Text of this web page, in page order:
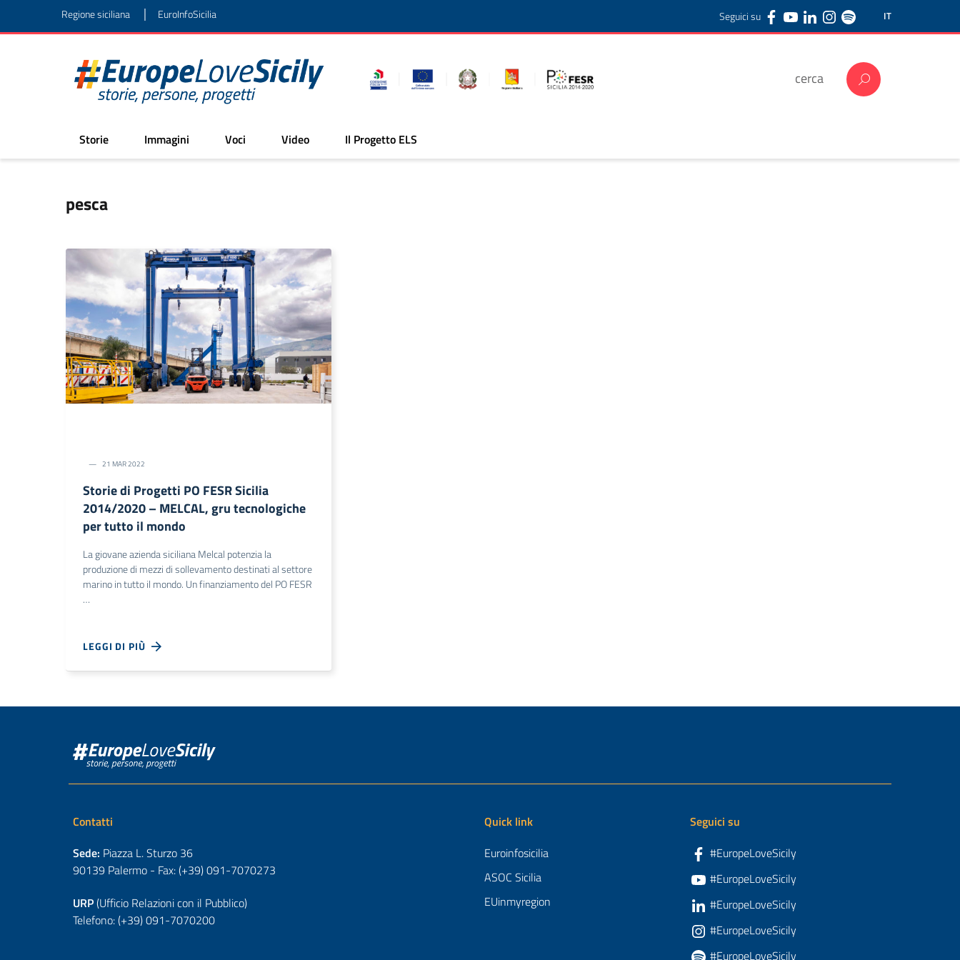
Regione siciliana | EuroInfoSicilia IT
Seguici su
Storie Immagini Voci Video Il Progetto ELS
pesca
21 MAR 2022
Storie di Progetti PO FESR Sicilia
2014/2020 – MELCAL, gru tecnologiche
per tutto il mondo
La giovane azienda siciliana Melcal potenzia la
produzione di mezzi di sollevamento destinati al settore
marino in tutto il mondo. Un finanziamento del PO FESR
…
LEGGI DI PIÙ
Contatti
Sede: Piazza L. Sturzo 36
90139 Palermo - Fax: (+39) 091-7070273
URP(Ufficio Relazioni con il Pubblico)
Telefono: (+39) 091-7070200
Quick link
Euroinfosicilia
ASOC Sicilia
EUinmyregion
Seguici su
#EuropeLoveSicily
#EuropeLoveSicily
#EuropeLoveSicily
#EuropeLoveSicily
#EuropeLoveSicily